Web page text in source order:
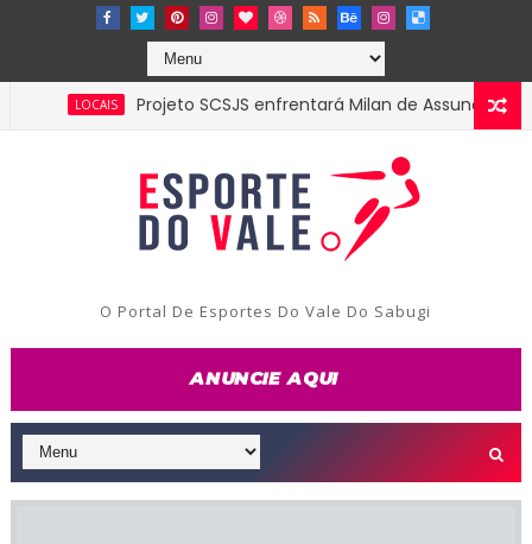
Projeto SCSJS enfrentará Milan de Assunção pela
O Portal De Esportes Do Vale Do Sabugi